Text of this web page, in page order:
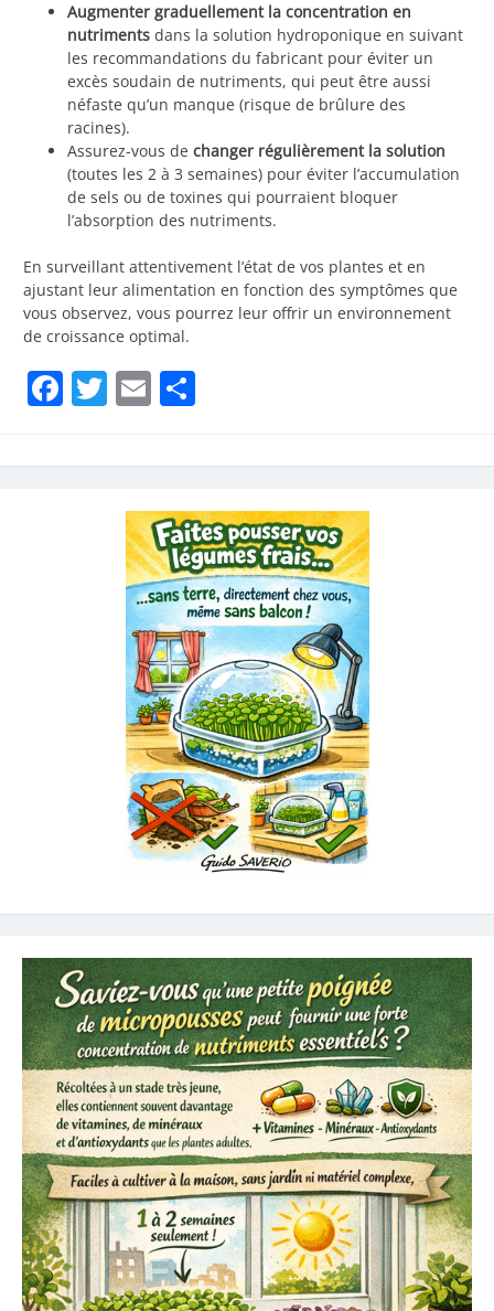
Augmenter graduellement la concentration en
nutriments dans la solution hydroponique en suivant
les recommandations du fabricant pour éviter un
excès soudain de nutriments, qui peut être aussi
néfaste qu’un manque (risque de brûlure des
racines).
Assurez-vous de changer régulièrement la solution
(toutes les 2 à 3 semaines) pour éviter l’accumulation
de sels ou de toxines qui pourraient bloquer
l’absorption des nutriments.
En surveillant attentivement l’état de vos plantes et en
ajustant leur alimentation en fonction des symptômes que
vous observez, vous pourrez leur offrir un environnement
de croissance optimal.
Facebook
Twitter
Email